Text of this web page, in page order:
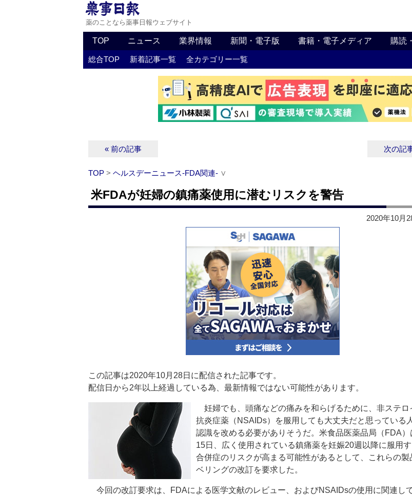
薬のことなら薬事日報ウェブサイト
TOP ニュース 業界情報 新聞・電子版 書籍・電子メディア 購読
総合TOP 新着記事一覧 全カテゴリー一覧
« 前の記事 次の記
TOP > ヘルスデーニュース‐FDA関連‐ ∨
米FDAが妊婦の鎮痛薬使用に潜むリスクを警告
2020年10月
この記事は2020年10月28日に配信された記事です。
配信日から2年以上経過している為、最新情報ではない可能性があります。
妊婦でも、頭痛などの痛みを和らげるために、非ステロ
抗炎症薬（NSAIDs）を服用しても大丈夫だと思っている
認識を改める必要がありそうだ。米食品医薬品局（FDA）
15日、広く使用されている鎮痛薬を妊娠20週以降に服用す
合併症のリスクが高まる可能性があるとして、これらの製
ベリングの改訂を要求した。
今回の改訂要求は、FDAによる医学文献のレビュー、およびNSAIDsの使用に関連し